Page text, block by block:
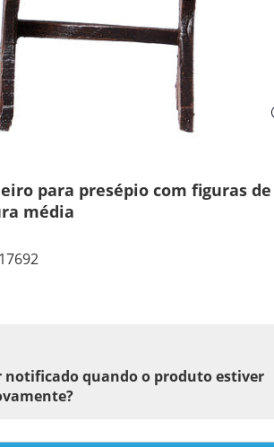
para presépio com figuras de
média
notificado quando o produto estiver